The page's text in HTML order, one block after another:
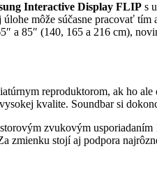
Interactive Display FLIP s
môže súčasne pracovať
a 85″ (140, 165 a 216 cm),
reproduktorom, ak ho
kvalite. Soundbar si
zvukovým usporiadaním
zmienku stojí aj podpora